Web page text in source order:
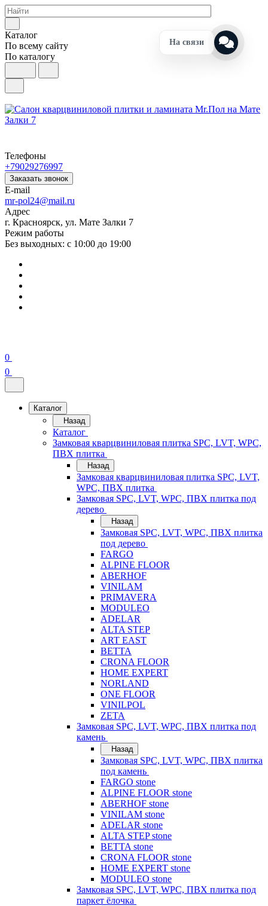
Каталог
По всему сайту
По каталогу
Телефоны
+79029276997
Заказать звонок
E-mail
mr-pol24@mail.ru
Адрес
г. Красноярск, ул. Мате Залки 7
Режим работы
Без выходных: с 10:00 до 19:00
0
0
Каталог
Назад
Каталог
Замковая кварцвиниловая плитка SPC, LVT, WPC,
ПВХ плитка
Назад
Замковая кварцвиниловая плитка SPC, LVT,
WPC, ПВХ плитка
Замковая SPC, LVT, WPC, ПВХ плитка под
дерево
Назад
Замковая SPC, LVT, WPC, ПВХ плитка
под дерево
FARGO
ALPINE FLOOR
ABERHOF
VINILAM
PRIMAVERA
MODULEO
ADELAR
ALTA STEP
ART EAST
BETTA
CRONA FLOOR
HOME EXPERT
NORLAND
ONE FLOOR
VINILPOL
ZETA
Замковая SPC, LVT, WPC, ПВХ плитка под
камень
Назад
Замковая SPC, LVT, WPC, ПВХ плитка
под камень
FARGO stone
ALPINE FLOOR stone
ABERHOF stone
VINILAM stone
ADELAR stone
ALTA STEP stone
BETTA stone
CRONA FLOOR stone
HOME EXPERT stone
MODULEO stone
Замковая SPC, LVT, WPC, ПВХ плитка под
паркет ёлочка
На связи